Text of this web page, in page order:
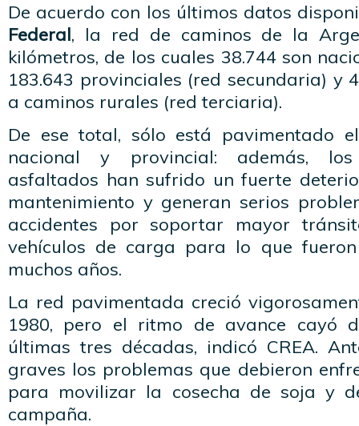
De acuerdo con los últimos datos
Federal, la red de caminos de la
kilómetros, de los cuales 38.744 son
183.643 provinciales (red secundaria) y
a caminos rurales (red terciaria).
De ese total, sólo está pavimentado
nacional y provincial: además, los
asfaltados han sufrido un fuerte
mantenimiento y generan serios
accidentes por soportar mayor
vehículos de carga para lo que
muchos años.
La red pavimentada creció
1980, pero el ritmo de avance cayó
últimas tres décadas, indicó CREA.
graves los problemas que debieron
para movilizar la cosecha de soja y
campaña.